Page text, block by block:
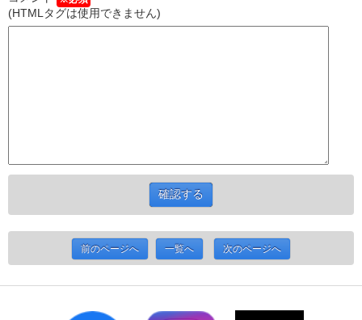
(HTMLタグは使用できません)
前のページへ 一覧へ 次のページへ